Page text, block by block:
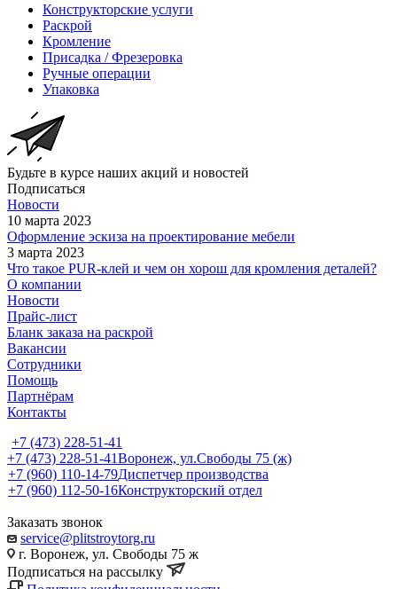
Конструкторские услуги
Раскрой
Кромление
Присадка / Фрезеровка
Ручные операции
Упаковка
Будьте в курсе наших акций и новостей
Подписаться
Новости
10 марта 2023
Оформление эскиза на проектирование мебели
3 марта 2023
Что такое PUR-клей и чем он хорош для кромления деталей?
О компании
Новости
Прайс-лист
Бланк заказа на раскрой
Вакансии
Сотрудники
Помощь
Партнёрам
Контакты
+7 (473) 228-51-41
+7 (473) 228-51-41Воронеж, ул.Свободы 75 (ж)
+7 (960) 110-14-79Диспетчер производства
+7 (960) 112-50-16Конструкторский отдел
Заказать звонок
service@plitstroytorg.ru
г. Воронеж, ул. Свободы 75 ж
Подписаться на рассылку